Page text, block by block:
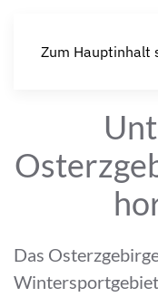
Zum Hauptinhalt
Das